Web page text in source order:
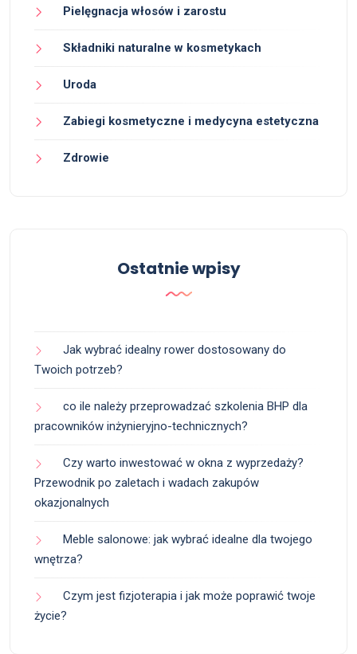
Pielęgnacja włosów i zarostu
Składniki naturalne w kosmetykach
Uroda
Zabiegi kosmetyczne i medycyna estetyczna
Zdrowie
Ostatnie wpisy
Jak wybrać idealny rower dostosowany do
Twoich potrzeb?
co ile należy przeprowadzać szkolenia BHP dla
pracowników inżynieryjno-technicznych?
Czy warto inwestować w okna z wyprzedaży?
Przewodnik po zaletach i wadach zakupów
okazjonalnych
Meble salonowe: jak wybrać idealne dla twojego
wnętrza?
Czym jest fizjoterapia i jak może poprawić twoje
życie?